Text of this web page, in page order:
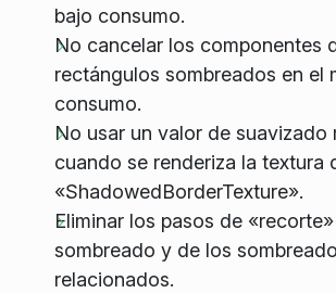
bajo consumo.
No cancelar los componentes
rectángulos sombreados en el
consumo.
No usar un valor de suavizado
cuando se renderiza la textura
«ShadowedBorderTexture».
Eliminar los pasos de
sombreado y de los
relacionados.